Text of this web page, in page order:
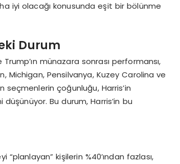
iyi olacağı konusunda eşit bir bölünme
Durum
münazara sonrası performansı,
Michigan, Pensilvanya, Kuzey Carolina ve
seçmenlerin çoğunluğu, Harris’in
Bu durum, Harris’in bu
kişilerin %40’ından fazlası,